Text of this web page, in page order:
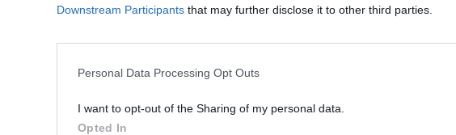
Downstream Participants that may further disclose it to other third parties.
Personal Data Processing Opt Outs
I want to opt-out of the Sharing of my personal data.
Opted In
Frankrijk
beschikbaar